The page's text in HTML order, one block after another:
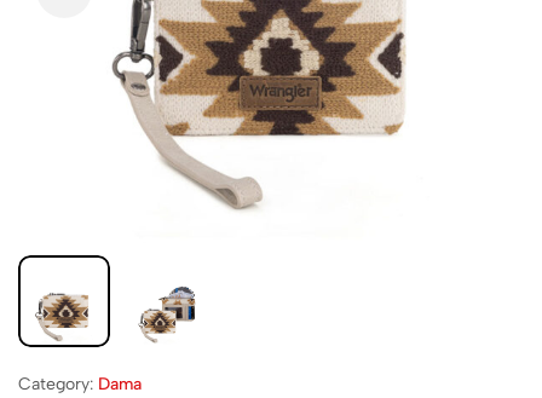
Category: Dama